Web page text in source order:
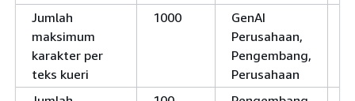
Jumlah
maksimum
karakter per
teks kueri
1000
GenAI
Perusahaan,
Pengembang,
Perusahaan